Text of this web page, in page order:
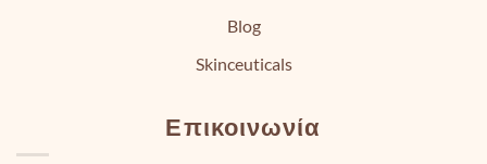
Blog
Skinceuticals
Επικοινωνία